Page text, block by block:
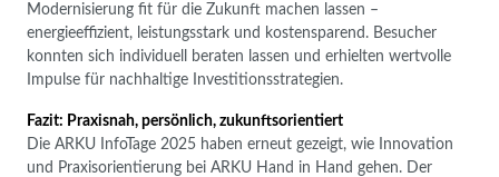
Modernisierung fit für die Zukunft machen lassen –
energieeffizient, leistungsstark und kostensparend. Besucher
konnten sich individuell beraten lassen und erhielten wertvolle
Impulse für nachhaltige Investitionsstrategien.
Fazit: Praxisnah, persönlich, zukunftsorientiert
Die ARKU InfoTage 2025 haben erneut gezeigt, wie Innovation
und Praxisorientierung bei ARKU Hand in Hand gehen. Der